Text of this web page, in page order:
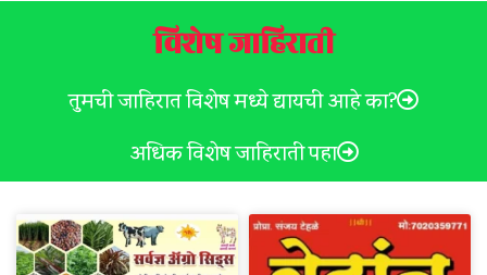
विशेष जाहिराती
तुमची जाहिरात विशेष मध्ये द्यायची आहे का?
अधिक विशेष जाहिराती पहा